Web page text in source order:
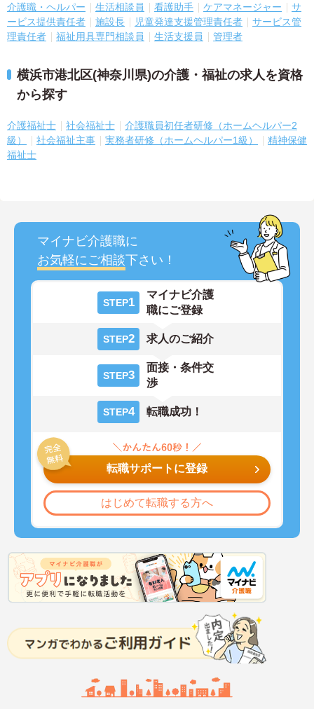
介護職・ヘルパー 生活相談員 看護助手 ケアマネージャー
サ
ービス提供責任者
施設長 児童発達支援管理責任者
サービス管
理責任者
福祉用具専門相談員 生活支援員 管理者
横浜市港北区(神奈川県)の介護・福祉の求人を資格
から探す
介護福祉士 社会福祉士
介護職員初任者研修（ホームヘルパー2
級）
社会福祉主事 実務者研修（ホームヘルパー1級）
精神保健
福祉士
マイナビ介護職に
お気軽にご相談下さい！
STEP1
マイナビ介護
職にご登録
STEP2 求人のご紹介
STEP3
面接・条件交
渉
STEP4 転職成功！
転職サポートに登録
はじめて転職する方へ